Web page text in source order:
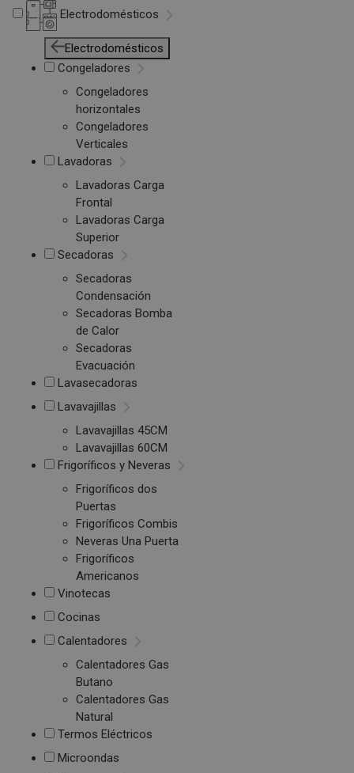
Electrodomésticos
Electrodomésticos
Congeladores
Congeladores
horizontales
Congeladores
Verticales
Lavadoras
Lavadoras Carga
Frontal
Lavadoras Carga
Superior
Secadoras
Secadoras
Condensación
Secadoras Bomba
de Calor
Secadoras
Evacuación
Lavasecadoras
Lavavajillas
Lavavajillas 45CM
Lavavajillas 60CM
Frigoríficos y Neveras
Frigoríficos dos
Puertas
Frigoríficos Combis
Neveras Una Puerta
Frigoríficos
Americanos
Vinotecas
Cocinas
Calentadores
Calentadores Gas
Butano
Calentadores Gas
Natural
Termos Eléctricos
Microondas